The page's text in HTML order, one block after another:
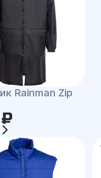
Rainman Zip